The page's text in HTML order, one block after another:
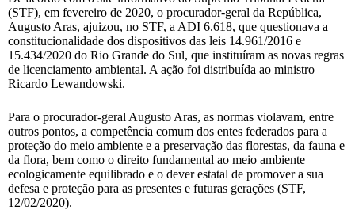
(STF), em fevereiro de 2020, o procurador-geral da República,
Augusto Aras, ajuizou, no STF, a ADI 6.618, que questionava a
constitucionalidade dos dispositivos das leis 14.961/2016 e
15.434/2020 do Rio Grande do Sul, que instituíram as novas regras
de licenciamento ambiental. A ação foi distribuída ao ministro
Ricardo Lewandowski.
Para o procurador-geral Augusto Aras, as normas violavam, entre
outros pontos, a competência comum dos entes federados para a
proteção do meio ambiente e a preservação das florestas, da fauna e
da flora, bem como o direito fundamental ao meio ambiente
ecologicamente equilibrado e o dever estatal de promover a sua
defesa e proteção para as presentes e futuras gerações (STF,
12/02/2020).